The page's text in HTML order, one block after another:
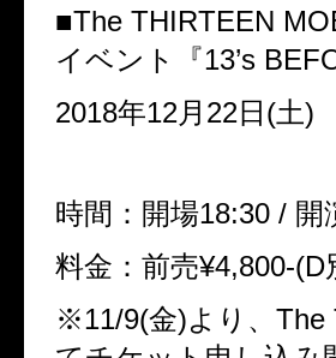
■The THIRTEEN
イベント『13’s
2018年12月22日(土)
時間：開場18:30 / 開
料金：前売¥4,800-(D
※11/9(金)より、The